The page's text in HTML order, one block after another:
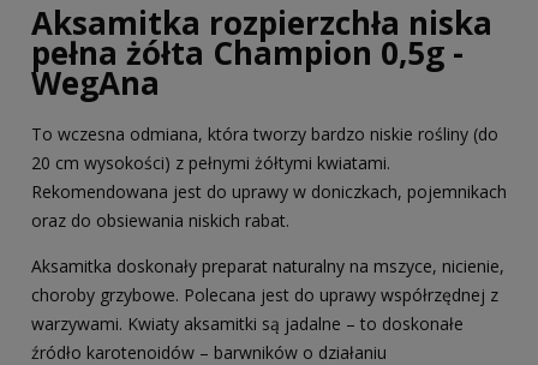
Aksamitka rozpierzchła niska
pełna żółta Champion 0,5g -
WegAna
To wczesna odmiana, która tworzy bardzo niskie rośliny (do
20 cm wysokości) z pełnymi żółtymi kwiatami.
Rekomendowana jest do uprawy w doniczkach, pojemnikach
oraz do obsiewania niskich rabat.
Aksamitka doskonały preparat naturalny na mszyce, nicienie,
choroby grzybowe. Polecana jest do uprawy współrzędnej z
warzywami. Kwiaty aksamitki są jadalne – to doskonałe
źródło karotenoidów – barwników o działaniu